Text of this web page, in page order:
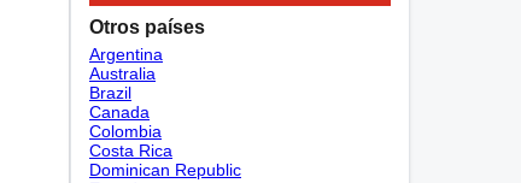
Otros países
Argentina
Australia
Brazil
Canada
Colombia
Costa Rica
Dominican Republic